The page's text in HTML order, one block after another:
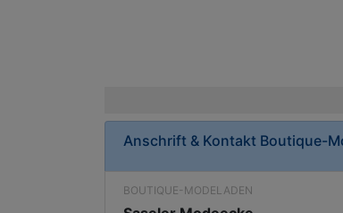
Anschrift & Kontakt Boutique-
BOUTIQUE-MODELADEN